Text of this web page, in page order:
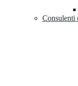
Consulenti